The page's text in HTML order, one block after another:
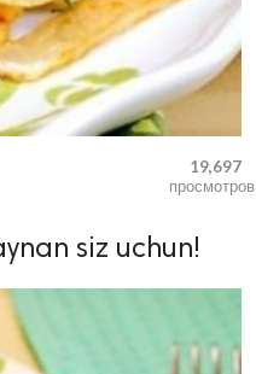
19,697
просмотров
siz uchun!